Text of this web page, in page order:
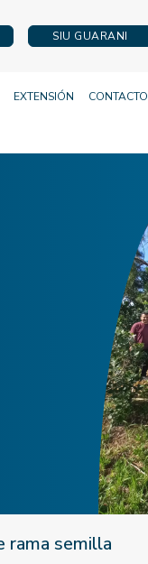
SIU GUARANI
EXTENSIÓN CONTACTO
rama semilla